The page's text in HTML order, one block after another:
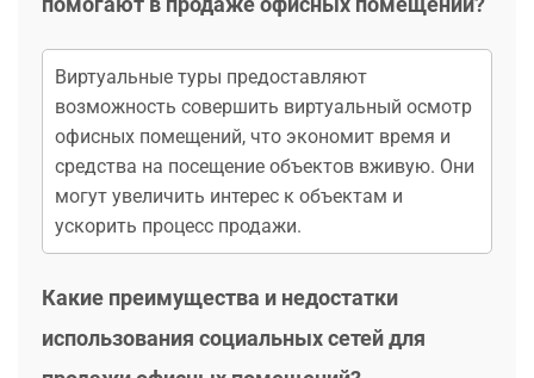
Виртуальные туры предоставляют
возможность совершить виртуальный осмотр
офисных помещений, что экономит время и
средства на посещение объектов вживую. Они
могут увеличить интерес к объектам и
ускорить процесс продажи.
Какие преимущества и недостатки
использования социальных сетей для